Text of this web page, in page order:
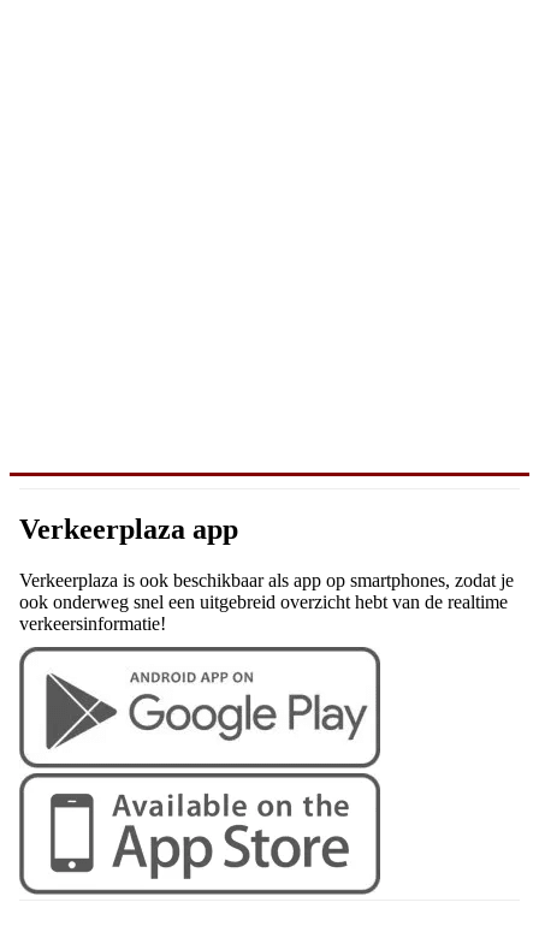
Verkeerplaza app
Verkeerplaza is ook beschikbaar als app op smartphones, zodat je
ook onderweg snel een uitgebreid overzicht hebt van de realtime
verkeersinformatie!